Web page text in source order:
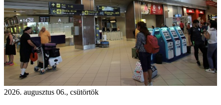
2026. augusztus 06., csütörtök